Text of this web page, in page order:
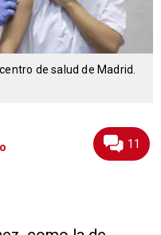
de salud de Madrid.
11